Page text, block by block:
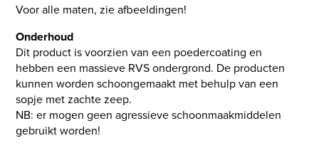
Voor alle maten, zie afbeeldingen!
Onderhoud
Dit product is voorzien van een poedercoating en
hebben een massieve RVS ondergrond. De producten
kunnen worden schoongemaakt met behulp van een
sopje met zachte zeep.
NB: er mogen geen agressieve schoonmaakmiddelen
gebruikt worden!